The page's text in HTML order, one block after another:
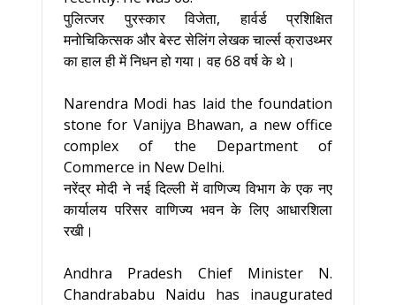
पुलित्जर पुरस्कार विजेता, हार्वर्ड प्रशिक्षित
मनोचिकित्सक और बेस्ट सेलिंग लेखक चार्ल्स क्राउथ्मर
का हाल ही में निधन हो गया। वह 68 वर्ष के थे।
Narendra Modi has laid the foundation
stone for Vanijya Bhawan, a new office
complex of the Department of
Commerce in New Delhi.
नरेंद्र मोदी ने नई दिल्ली में वाणिज्य विभाग के एक नए
कार्यालय परिसर वाणिज्य भवन के लिए आधारशिला
रखी।
Andhra Pradesh Chief Minister N.
Chandrababu Naidu has inaugurated